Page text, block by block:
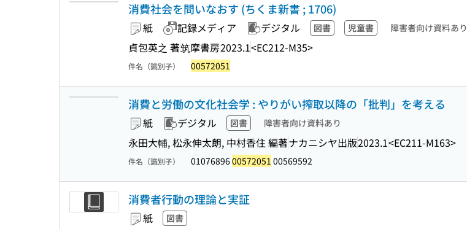
消費社会を問いなおす (ちくま新書 ; 1706)
紙 記録メディア デジタル 図書 児童書 障害者向け資料あり
貞包英之 著筑摩書房2023.1<EC212-M35>
件名（識別子） 00572051
消費と労働の文化社会学 : やりがい搾取以降の「批判」を考える
紙 デジタル 図書 障害者向け資料あり
永田大輔, 松永伸太朗, 中村香住 編著ナカニシヤ出版2023.1<EC211-M163>
件名（識別子） 0107689600572051 00569592
消費者行動の理論と実証
紙 図書